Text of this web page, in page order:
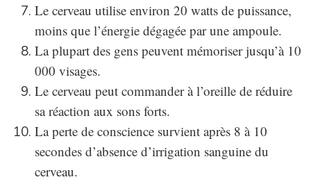
Le cerveau utilise environ 20 watts de puissance,
moins que l’énergie dégagée par une ampoule.
La plupart des gens peuvent mémoriser jusqu’à 10
000 visages.
Le cerveau peut commander à l’oreille de réduire
sa réaction aux sons forts.
La perte de conscience survient après 8 à 10
secondes d’absence d’irrigation sanguine du
cerveau.